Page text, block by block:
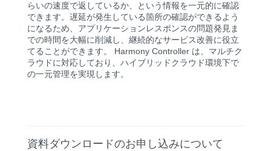
らいの速度で返しているか、という情報を一元的に確認
できます。遅延が発生している箇所の確認ができるよう
になるため、アプリケーションレスポンスの問題発見ま
での時間を大幅に削減し、継続的なサービス改善に役立
てることができます。 Harmony Controller は、マルチク
ラウドに対応しており、ハイブリッドクラウド環境下で
の一元管理を実現します。
資料ダウンロードのお申し込みについて